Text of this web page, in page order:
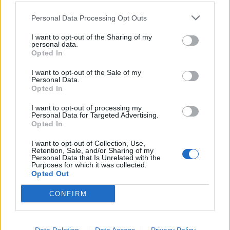
Personal Data Processing Opt Outs
I want to opt-out of the Sharing of my
personal data.
Opted In
I want to opt-out of the Sale of my
Personal Data.
Opted In
I want to opt-out of processing my
Personal Data for Targeted Advertising.
Opted In
I want to opt-out of Collection, Use,
Retention, Sale, and/or Sharing of my
Personal Data that Is Unrelated with the
Purposes for which it was collected.
Opted Out
CONFIRM
Esports
El CN Amposta s’emporta cinc medalles del
Campionat de Catalunya de rem de mar a
Enric Alguero - 20 de setembre de 2021